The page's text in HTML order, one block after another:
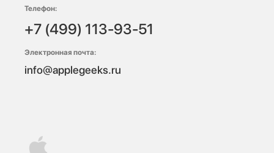
Телефон:
+7 (499) 113-93-51
Электронная почта:
info@applegeeks.ru